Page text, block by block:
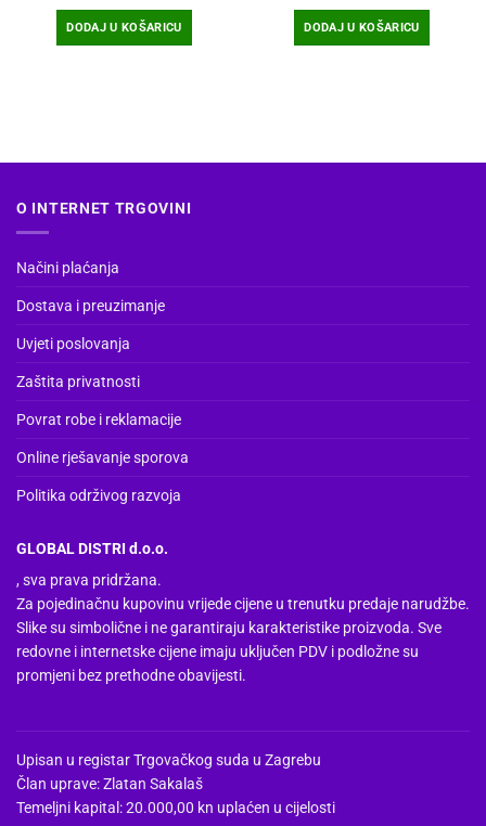
DODAJ U KOŠARICU DODAJ U KOŠARICU
O INTERNET TRGOVINI
Načini plaćanja
Dostava i preuzimanje
Uvjeti poslovanja
Zaštita privatnosti
Povrat robe i reklamacije
Online rješavanje sporova
Politika održivog razvoja
GLOBAL DISTRI d.o.o.
, sva prava pridržana.
Za pojedinačnu kupovinu vrijede cijene u trenutku predaje narudžbe.
Slike su simbolične i ne garantiraju karakteristike proizvoda. Sve
redovne i internetske cijene imaju uključen PDV i podložne su
promjeni bez prethodne obavijesti.
Upisan u registar Trgovačkog suda u Zagrebu
Član uprave: Zlatan Sakalaš
Temeljni kapital: 20.000,00 kn uplaćen u cijelosti